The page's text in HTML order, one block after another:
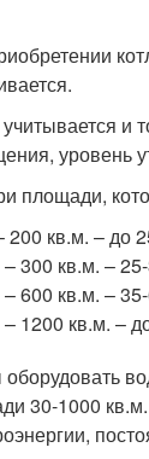
и
уровень
площади,
200 кв.м. – до
300 кв.м. –
600 кв.м. –
1200 кв.м. –
30-1000